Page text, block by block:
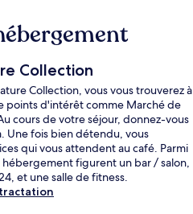
Collection
Collection, vous vous trouverez à
points d'intérêt comme Marché de
cours de votre séjour, donnez-vous
Une fois bien détendu, vous
qui vous attendent au café. Parmi
figurent un bar / salon,
et une salle de fitness.